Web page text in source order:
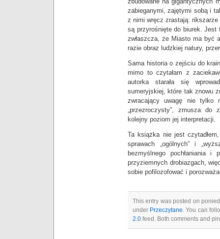
zabieganymi, zajętymi sobą i
z nimi wręcz zrastają:
są przyrośnięte do biurek.
zwłaszcza, że Miasto ma być
razie obraz ludzkiej natury,
Sama historia o zejściu do
mimo to czytałam z
autorka starała się
sumeryjskiej, które tak znowu
zwracający uwagę nie
„przezroczysty”, zmusza do
kolejny poziom jej interpretacji.
Ta książka nie jest
sprawach „ogólnych” i
bezmyślnego pochłaniania i
przyziemnych drobiazgach,
sobie pofilozofować i
This entry was posted on
under Przeczytane. You can
2.0 feed. Both comments and